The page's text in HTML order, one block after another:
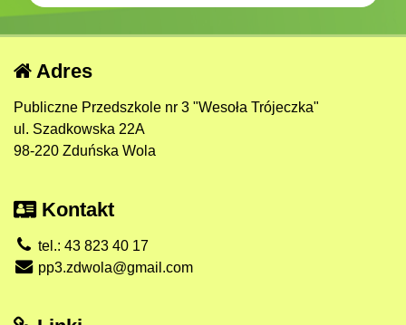
Adres
Publiczne Przedszkole nr 3 "Wesoła Trójeczka"
ul. Szadkowska 22A
98-220 Zduńska Wola
Kontakt
tel.: 43 823 40 17
pp3.zdwola@gmail.com